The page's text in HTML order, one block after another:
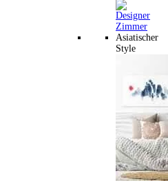
Asiatischer
Style